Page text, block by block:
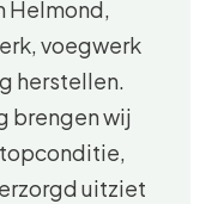
Helmond,
voegwerk
herstellen.
brengen wij
topconditie,
uitziet